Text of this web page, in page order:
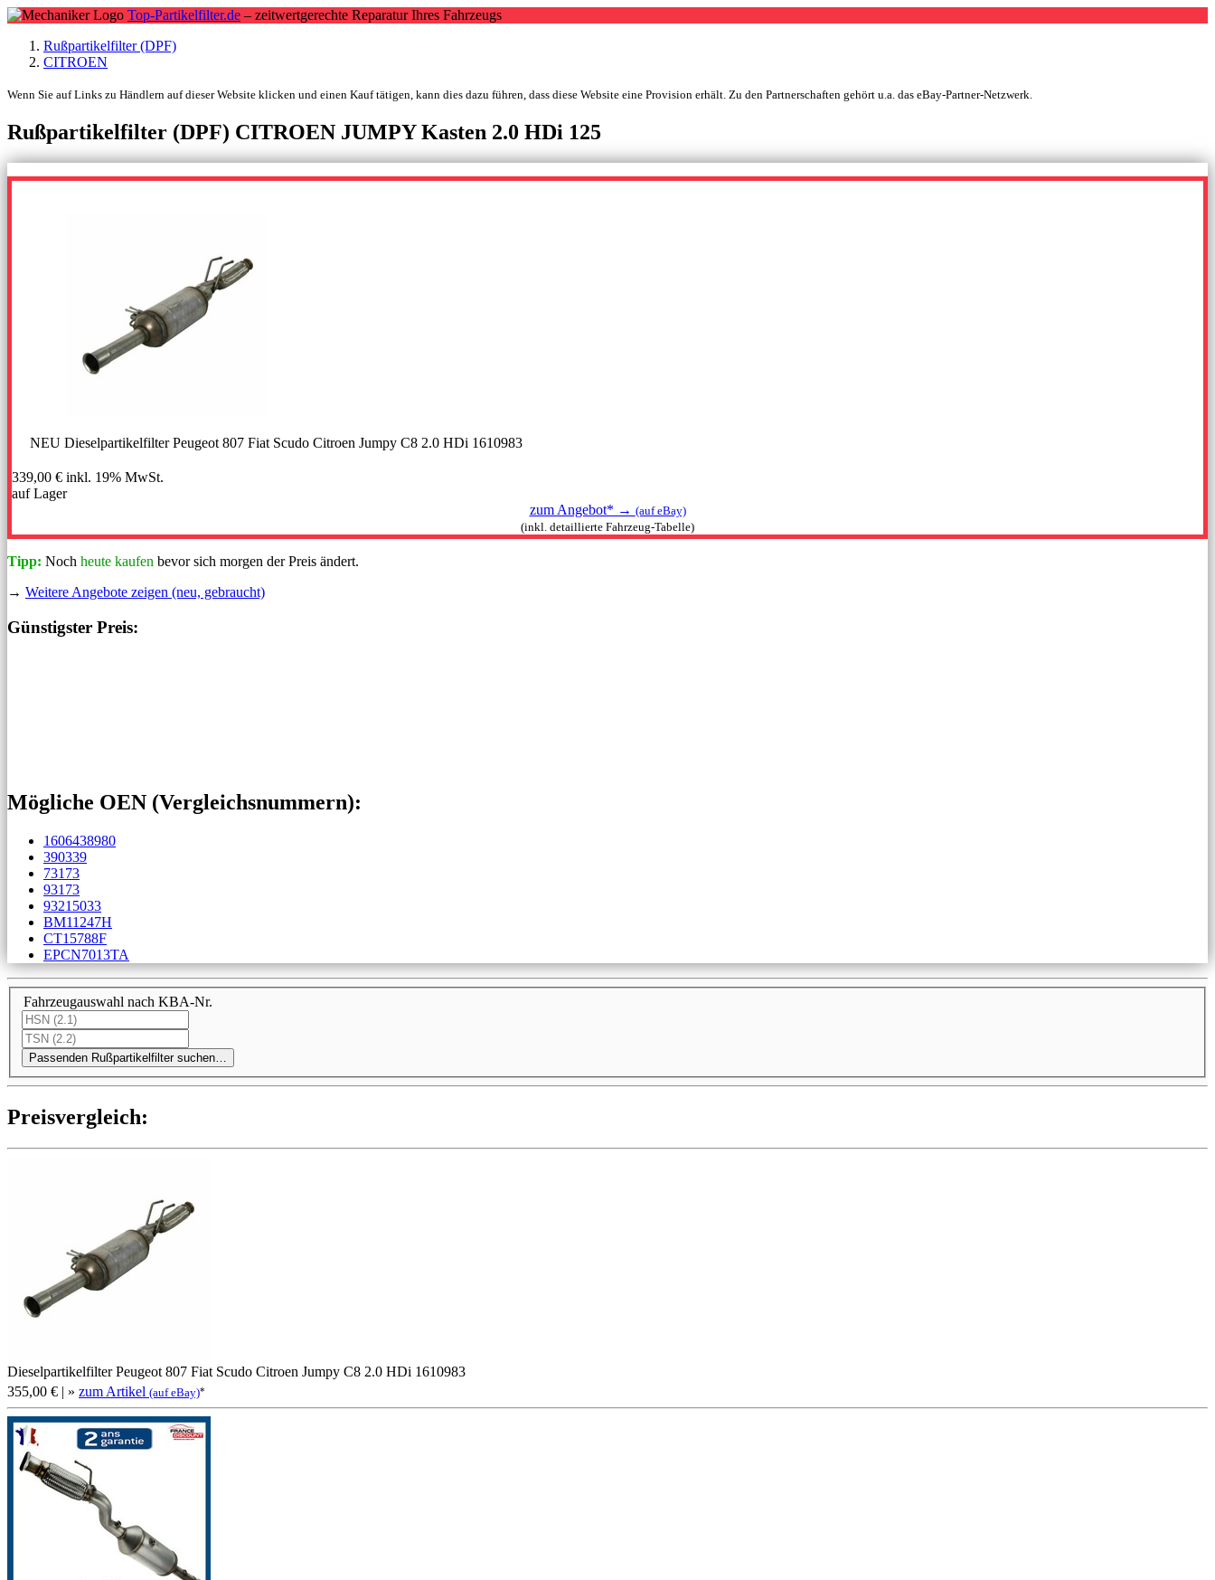
Top-Partikelfilter.de – zeitwertgerechte Reparatur Ihres Fahrzeugs
Rußpartikelfilter (DPF)
CITROEN
Wenn Sie auf Links zu Händlern auf dieser Website klicken und einen Kauf tätigen, kann dies dazu führen, dass diese Website eine Provision erhält. Zu den Partnerschaften gehört u.a. das eBay-Partner-Netzwerk.
Rußpartikelfilter (DPF) CITROEN JUMPY Kasten 2.0 HDi 125
NEU Dieselpartikelfilter Peugeot 807 Fiat Scudo Citroen Jumpy C8 2.0 HDi 1610983
339,00 € inkl. 19% MwSt.
auf Lager
zum Angebot* → (auf eBay)
(inkl. detaillierte Fahrzeug-Tabelle)
Tipp: Noch heute kaufen bevor sich morgen der Preis ändert.
→ Weitere Angebote zeigen (neu, gebraucht)
Günstigster Preis:
Mögliche OEN (Vergleichs­nummern):
1606438980
390339
73173
93173
93215033
BM11247H
CT15788F
EPCN7013TA
Fahrzeugauswahl nach KBA-Nr.
Passenden Rußpartikelfilter suchen…
Preis­ver­gleich:
Dieselpartikelfilter Peugeot 807 Fiat Scudo Citroen Jumpy C8 2.0 HDi 1610983
355,00 € | » zum Artikel (auf eBay)*